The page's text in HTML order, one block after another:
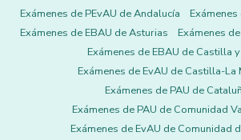
Exámenes de PEvAU de Andalucía
Exámenes de EBAU de Asturias
Exámenes
Exámenes de EBAU de Castilla
Exámenes de EvAU de Castilla-La
Exámenes de PAU de
Exámenes de PAU de Comunidad
Exámenes de EvAU de Comunidad